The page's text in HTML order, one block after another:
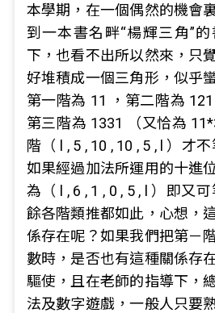
本學期，在一個偶然的機會
到一本書名畔“楊輝三角”
下，也看不出所以然來，只
好堆積成一個三角形，似乎
第一階為 11 ，第二階為
第三階為 1331 （又恰為
階（ l , 5 , 10 , 10 , 5 , l ）才
如果經過加法所運用的十進
為（ l , 6 , 1 , 0 , 5 , l ）即又
餘各階類推都如此，心想，
係存在呢？如果我們把第－
數時，是否也有這種關係存
驅使，且在老師的指導下，
法及數字遊戲，一般人只要